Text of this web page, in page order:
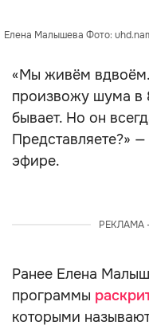
Елена Малышева Фото:
«Мы живём
произвожу шума в
бывает. Но он
Представляете?»
эфире.
РЕКЛАМА
Ранее Елена
программы
которыми